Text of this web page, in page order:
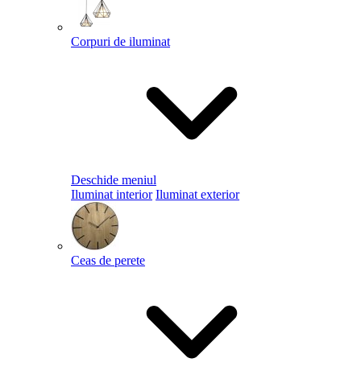
Corpuri de iluminat
Deschide meniul
Iluminat interior Iluminat exterior
Ceas de perete